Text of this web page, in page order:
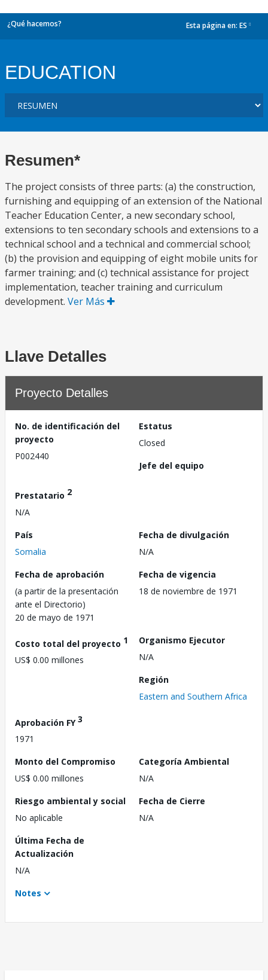
¿Qué hacemos? Esta página en: ES
EDUCATION
Resumen*
The project consists of three parts: (a) the construction,
furnishing and equipping of an extension of the National
Teacher Education Center, a new secondary school,
extensions to ten secondary schools and extensions to a
technical school and a technical and commercial school;
(b) the provision and equipping of eight mobile units for
farmer training; and (c) technical assistance for project
implementation, teacher training and curriculum
development. Ver Más
Llave Detalles
Proyecto Detalles
No. de identificación del
proyecto
P002440
Estatus
Closed
Jefe del equipo
Prestatario 2
N/A
País
Somalia
Fecha de divulgación
N/A
Fecha de aprobación
(a partir de la presentación
ante el Directorio)
20 de mayo de 1971
Fecha de vigencia
18 de noviembre de 1971
Costo total del proyecto 1
US$ 0.00 millones
Organismo Ejecutor
N/A
Región
Eastern and Southern Africa
Aprobación FY3
1971
Monto del Compromiso
US$ 0.00 millones
Categoría Ambiental
N/A
Riesgo ambiental y social
No aplicable
Fecha de Cierre
N/A
Última Fecha de
Actualización
N/A
Notes